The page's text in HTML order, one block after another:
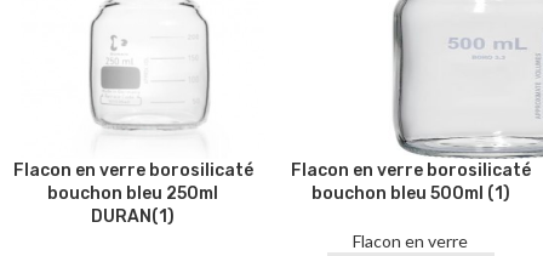
Flacon en verre borosilicaté
bouchon bleu 250ml
DURAN(1)
Flacon en verre borosilicaté
bouchon bleu 500ml (1)
Flacon en verre